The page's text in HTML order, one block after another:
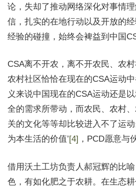
论，失却了推动网络深化对事情
信，扎实的在地行动以及开放的
经验的碰撞，始终会裨益到中国
CSA离不开农，离不开农民、农
农村社区恰恰在现在的CSA运动
义来说中国现在的CSA运动还是
全的需求所带动，而农民、农村
关的文化等等却比较进入不了运
为本生活的价值’[4] ，PCD愿意与
借用沃土工坊负责人郝冠辉的比
色，有如化肥之于农耕。在生态